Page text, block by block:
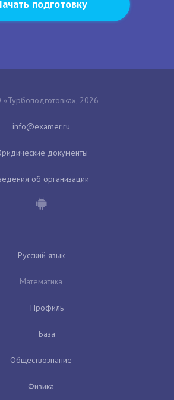
подготовку
2026
документы
об организации
Русский язык
Математика
Профиль
База
Обществознание
Физика